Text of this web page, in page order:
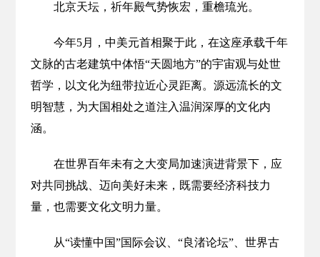
北京天坛，祈年殿气势恢宏，重檐琉光。
今年5月，中美元首相聚于此，在这座承载千年
文脉的古老建筑中体悟“天圆地方”的宇宙观与处世
哲学，以文化为纽带拉近心灵距离。源远流长的文
明智慧，为大国相处之道注入温润深厚的文化内
涵。
在世界百年未有之大变局加速演进背景下，应
对共同挑战、迈向美好未来，既需要经济科技力
量，也需要文化文明力量。
从“读懂中国”国际会议、“良渚论坛”、世界古